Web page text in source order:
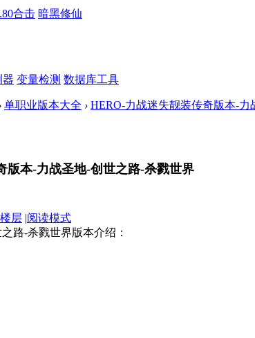
合击 暗黑修仙
器 变量检测 数据库工具
单职业版本大全 › HERO-力战迷失靓装传奇版本-力
版本-力战圣地-创世之路-杀戮世界
层 |阅读模式
路-杀戮世界版本介绍：